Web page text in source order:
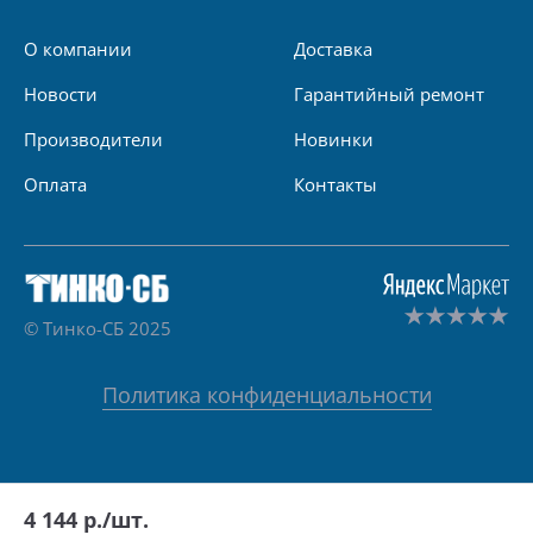
4 144 р./шт.
О компании
Новости
Производители
Оплата
Доставка
Гарантийный ремонт
Новинки
Контакты
© Тинко-СБ 2025
Политика конфиденциальности